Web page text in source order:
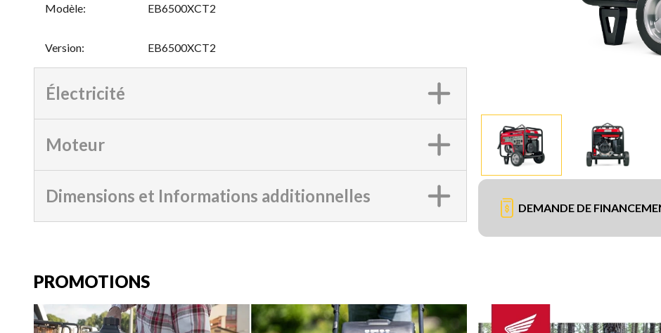
DEMANDE DE
Modèle: EB6500XCT2
Version: EB6500XCT2
Électricité
Moteur
Dimensions et Informations additionnelles
PROMOTIONS